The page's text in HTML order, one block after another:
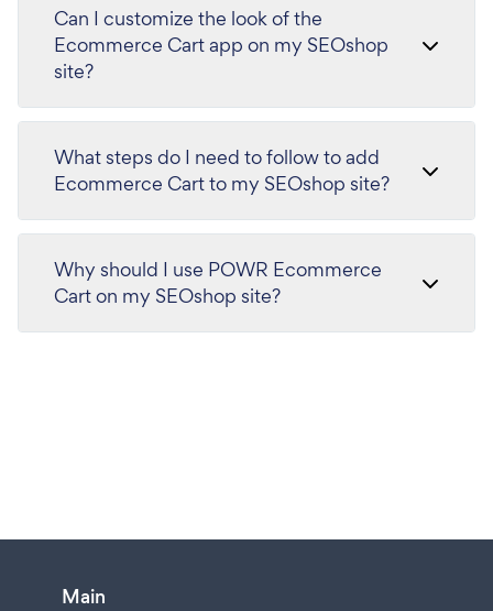
Can I customize the look of the
Ecommerce Cart app on my SEOshop
site?
What steps do I need to follow to add
Ecommerce Cart to my SEOshop site?
Why should I use POWR Ecommerce
Cart on my SEOshop site?
Main